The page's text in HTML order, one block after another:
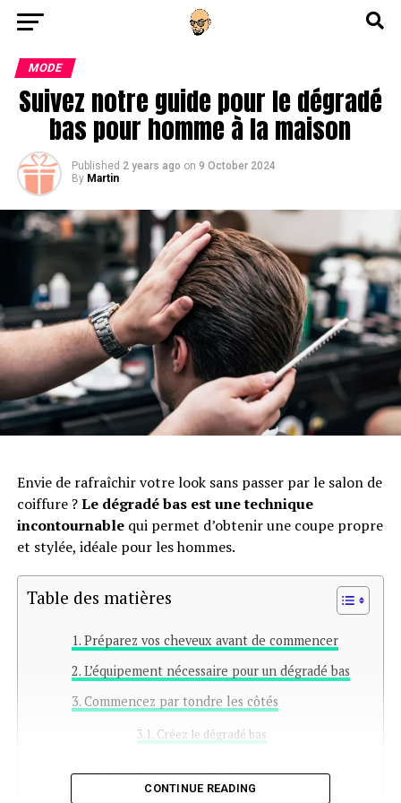
MODE
Suivez notre guide pour le dégradé
bas pour homme à la maison
Published 2 years ago on 9 October 2024
By Martin
Envie de rafraîchir votre look sans passer par le salon de
coiffure ?Le dégradé bas est une technique
incontournablequi permet d’obtenir une coupe propre
et stylée, idéale pour les hommes.
Table des matières
Préparez vos cheveux avant de commencer
L’équipement nécessaire pour un dégradé bas
Commencez par tondre les côtés
Créez le dégradé bas
Réalisez la coupe sur le dessus
CONTINUE READING
Go to mobile version